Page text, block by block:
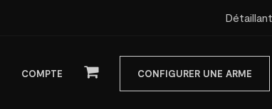
COMPTE CONFIGURER UNE ARME